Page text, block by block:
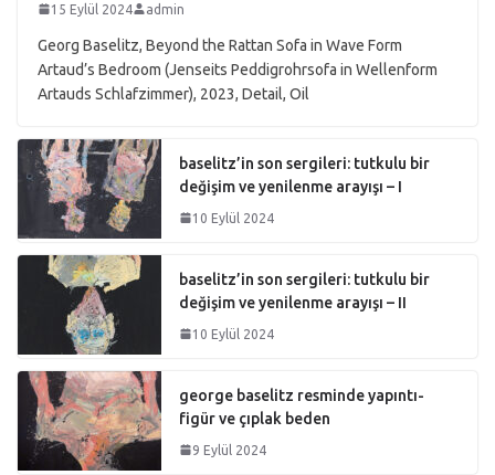
15 Eylül 2024 admin
Georg Baselitz, Beyond the Rattan Sofa in Wave Form
Artaud’s Bedroom (Jenseits Peddigrohrsofa in Wellenform
Artauds Schlafzimmer), 2023, Detail, Oil
baselitz’in son sergileri: tutkulu bir
değişim ve yenilenme arayışı – I
10 Eylül 2024
baselitz’in son sergileri: tutkulu bir
değişim ve yenilenme arayışı – II
10 Eylül 2024
george baselitz resminde yapıntı-
figür ve çıplak beden
9 Eylül 2024